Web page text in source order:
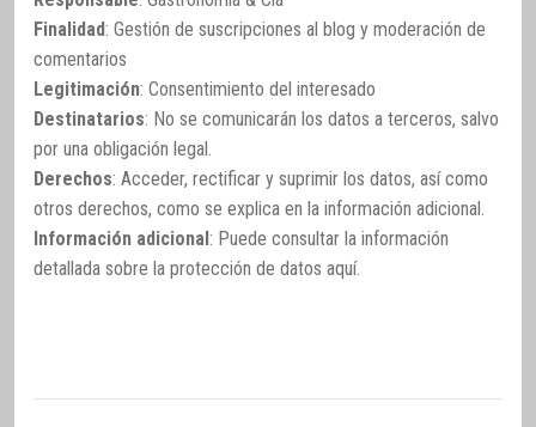
Finalidad: Gestión de suscripciones al blog y moderación de
comentarios
Legitimación: Consentimiento del interesado
Destinatarios: No se comunicarán los datos a terceros, salvo
por una obligación legal.
Derechos: Acceder, rectificar y suprimir los datos, así como
otros derechos, como se explica en la información adicional.
Información adicional : Puede consultar la información
detallada sobre la protección de datos aquí.